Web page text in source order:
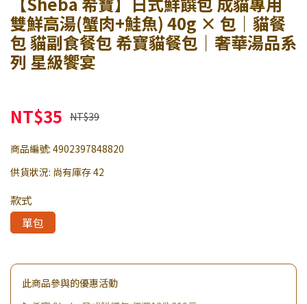
雙鮮高湯(蟹肉+鮭魚) 40g × 包｜貓餐
包 貓副食餐包 希寶貓餐包｜奢華湯品系
列 星級饗宴
NT$35 NT$39
商品編號: 4902397848820
供貨狀況: 尚有庫存 42
款式
單包
此商品參與的優惠活動